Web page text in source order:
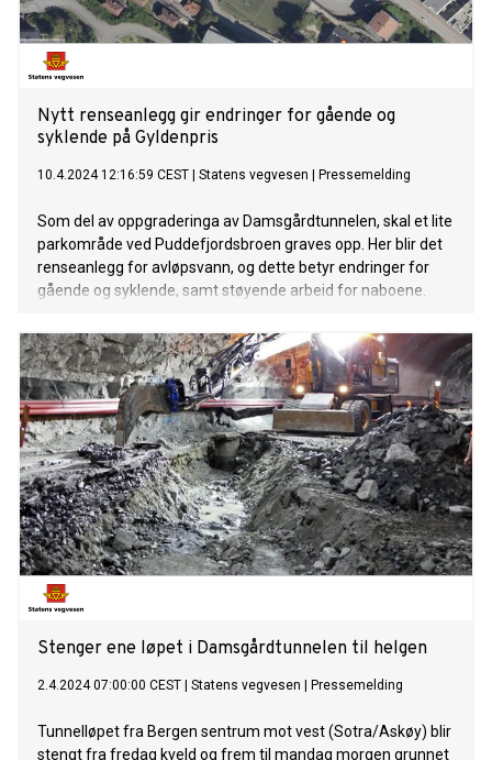
Nytt renseanlegg gir endringer for gående og
syklende på Gyldenpris
10.4.2024 12:16:59 CEST Statens vegvesen Pressemelding
Som del av oppgraderinga av Damsgårdtunnelen, skal et lite
parkområde ved Puddefjordsbroen graves opp. Her blir det
renseanlegg for avløpsvann, og dette betyr endringer for
gående og syklende, samt støyende arbeid for naboene.
Stenger ene løpet i Damsgårdtunnelen til helgen
2.4.2024 07:00:00 CEST Statens vegvesen Pressemelding
Tunnelløpet fra Bergen sentrum mot vest (Sotra/Askøy) blir
stengt fra fredag kveld og frem til mandag morgen grunnet